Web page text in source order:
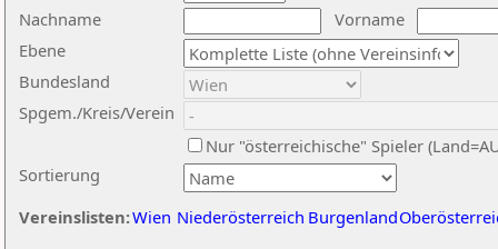
Nachname
Vorname
Ebene
Sortierung
Bundesland
Spgem./Kreis/Verein
Nur "österreichische" Spieler
Vereinslisten:Wien Niederösterreich Burgenland